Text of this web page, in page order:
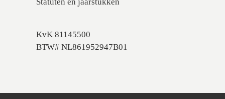
KvK 81145500
BTW# NL861952947B01